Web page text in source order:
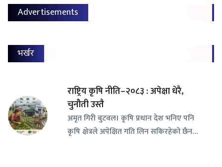
Advertisements
भर्खर
राष्ट्रिय कृषि नीति–२०८३ : अपेक्षा धेरै,
चुनौती उस्तै
अमृत गिरी बुटवल। कृषि प्रधान देश भनिए पनि
कृषि क्षेत्रले अपेक्षित गति लिन सकिरहेको छैन…